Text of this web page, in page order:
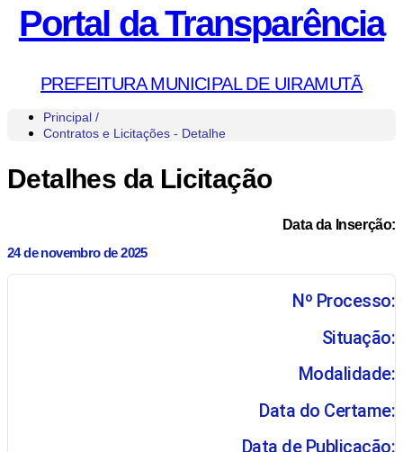
Portal da Transparência
PREFEITURA MUNICIPAL DE UIRAMUTÃ
Principal /
Contratos e Licitações - Detalhe
Detalhes da Licitação
Data da Inserção:
24 de novembro de 2025
Nº Processo:
Situação:
Modalidade:
Data do Certame:
Data de Publicação: